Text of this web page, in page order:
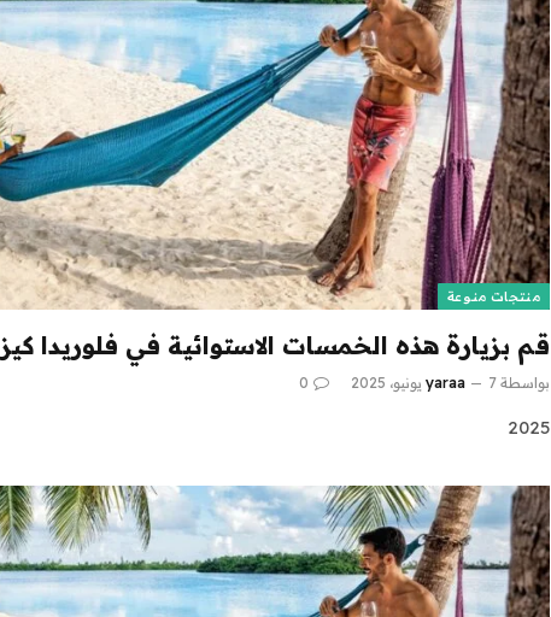
منتجات منوعة
قم بزيارة هذه الخمسات الاستوائية في فلوريدا كيز
بواسطة yaraa 7 يونيو، 2025 0
2025